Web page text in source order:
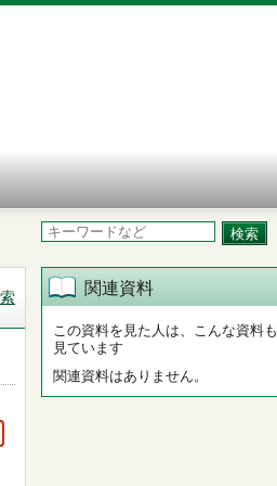
関連資料
この資料を見た人は、こんな資料も
見ています
関連資料はありません。